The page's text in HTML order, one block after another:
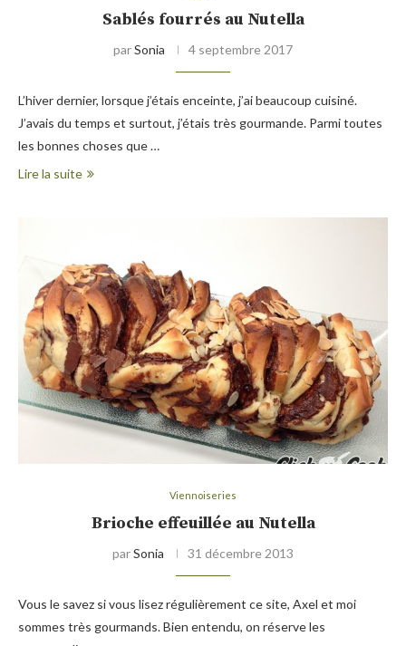
Sablés fourrés au Nutella
parSonia 4 septembre 2017
L’hiver dernier, lorsque j’étais enceinte, j’ai beaucoup cuisiné.
J’avais du temps et surtout, j’étais très gourmande. Parmi toutes
les bonnes choses que …
Lire la suite
Viennoiseries
Brioche effeuillée au Nutella
parSonia 31 décembre 2013
Vous le savez si vous lisez régulièrement ce site, Axel et moi
sommes très gourmands. Bien entendu, on réserve les